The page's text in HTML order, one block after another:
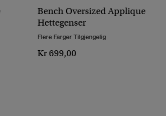
Bench Oversized Applique
Hettegenser
Flere Farger Tilgjengelig
Kr 699,00